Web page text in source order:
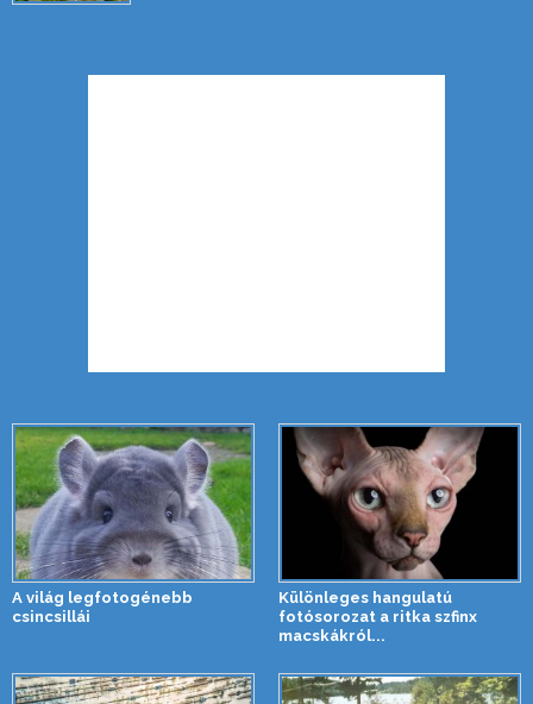
A világ legfotogénebb
csincsillái
Különleges hangulatú
fotósorozat a ritka szfinx
macskákról...